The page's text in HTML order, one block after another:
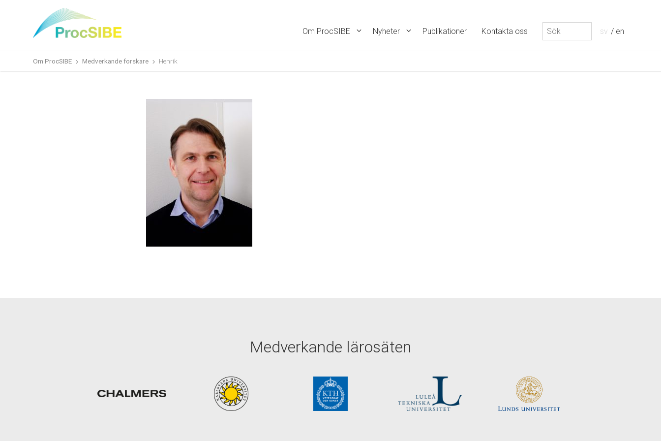
Om ProcSIBE Nyheter Publikationer Kontakta oss
Sök
efter:
sv en
Om ProcSIBE Medverkande forskare Henrik
Medverkande lärosäten